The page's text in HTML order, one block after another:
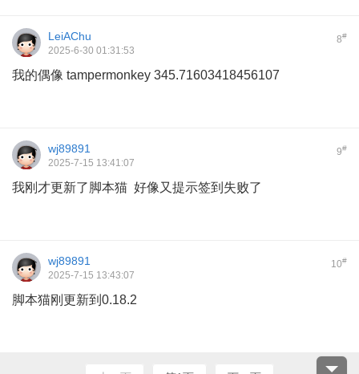
8#
LeiAChu
2025-6-30 01:31:53
我的偶像 tampermonkey 345.71603418456107
9#
wj89891
2025-7-15 13:41:07
我刚才更新了脚本猫 好像又提示签到失败了
10#
wj89891
2025-7-15 13:43:07
脚本猫刚更新到0.18.2